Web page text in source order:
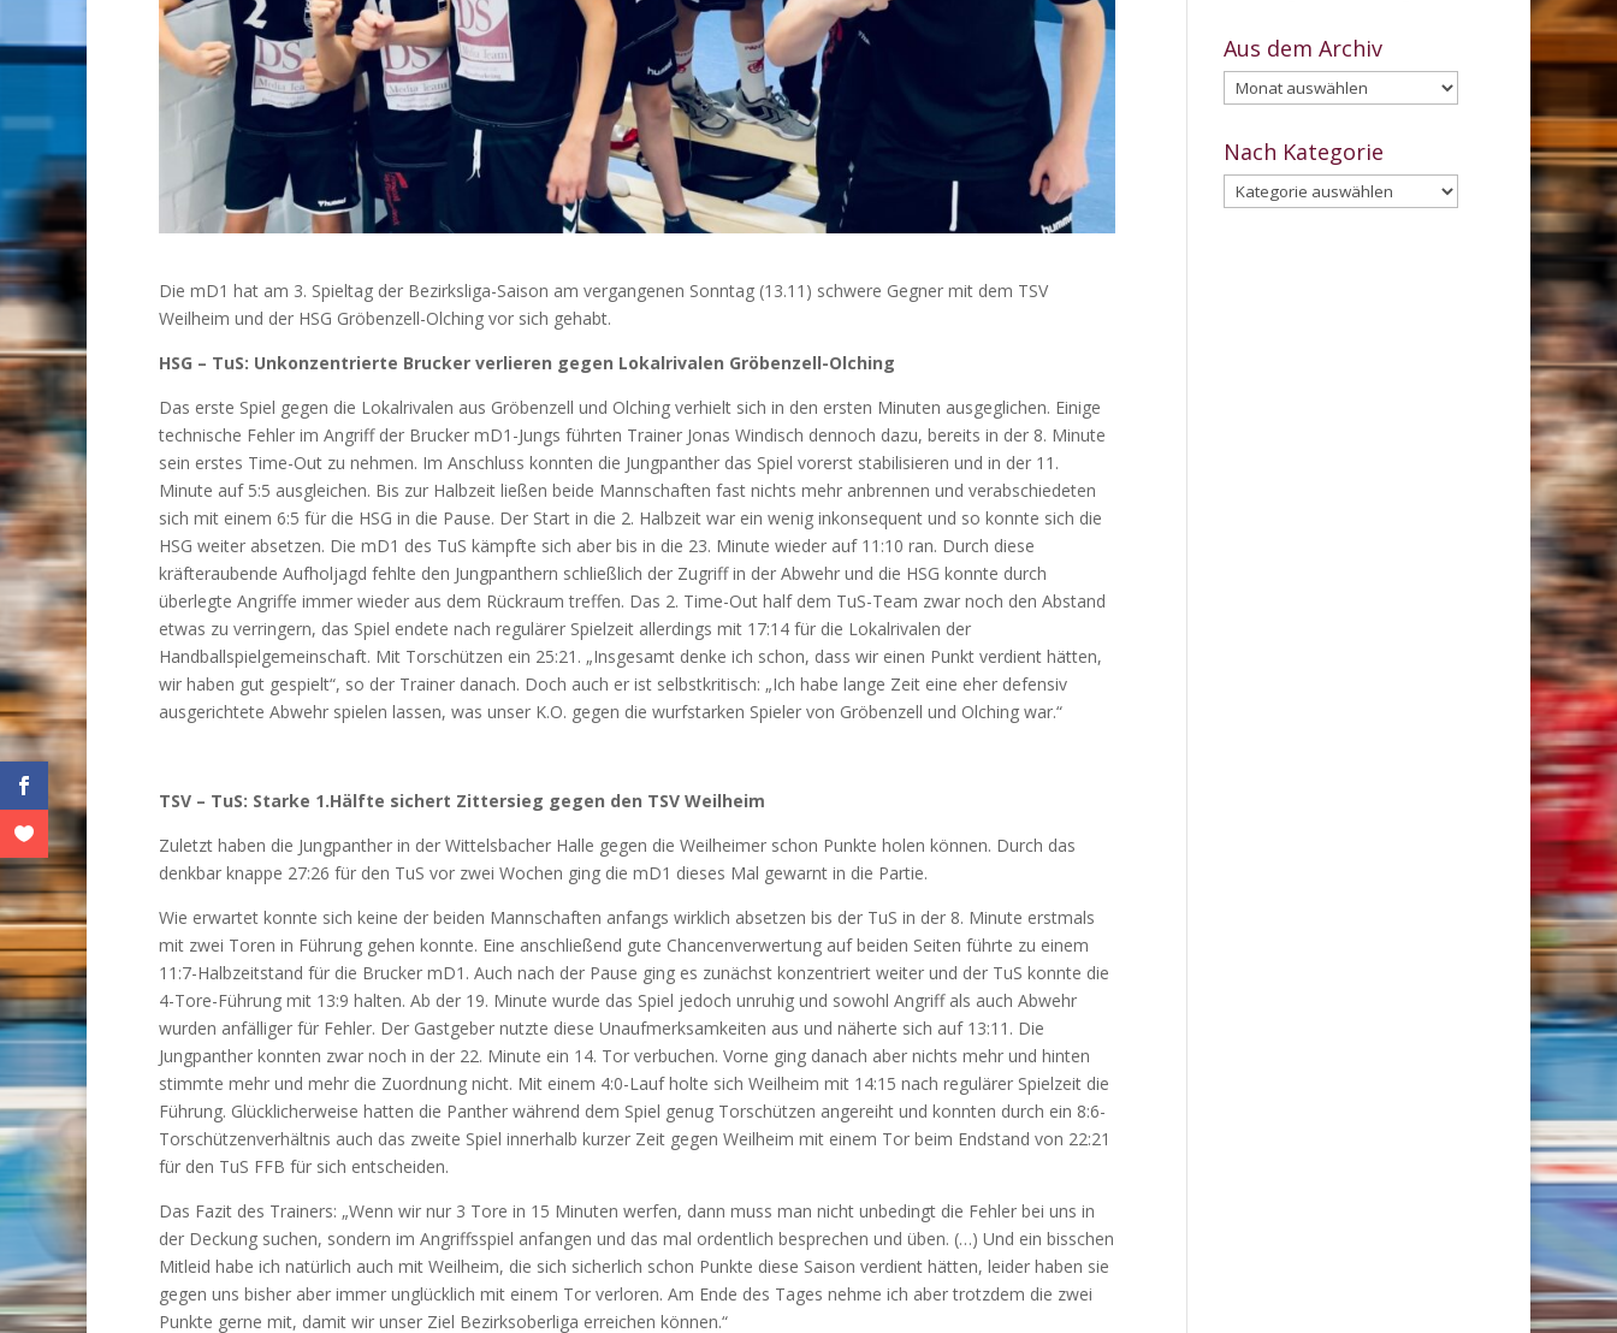
Die mD1 hat am 3. Spieltag der Bezirksliga-Saison am vergangenen Sonntag (13.11) schwere Gegner mit dem TSV
Weilheim und der HSG Gröbenzell-Olching vor sich gehabt.
HSG – TuS: Unkonzentrierte Brucker verlieren gegen Lokalrivalen Gröbenzell-Olching
Das erste Spiel gegen die Lokalrivalen aus Gröbenzell und Olching verhielt sich in den ersten Minuten ausgeglichen. Einige
technische Fehler im Angriff der Brucker mD1-Jungs führten Trainer Jonas Windisch dennoch dazu, bereits in der 8. Minute
sein erstes Time-Out zu nehmen. Im Anschluss konnten die Jungpanther das Spiel vorerst stabilisieren und in der 11.
Minute auf 5:5 ausgleichen. Bis zur Halbzeit ließen beide Mannschaften fast nichts mehr anbrennen und verabschiedeten
sich mit einem 6:5 für die HSG in die Pause. Der Start in die 2. Halbzeit war ein wenig inkonsequent und so konnte sich die
HSG weiter absetzen. Die mD1 des TuS kämpfte sich aber bis in die 23. Minute wieder auf 11:10 ran. Durch diese
kräfteraubende Aufholjagd fehlte den Jungpanthern schließlich der Zugriff in der Abwehr und die HSG konnte durch
überlegte Angriffe immer wieder aus dem Rückraum treffen. Das 2. Time-Out half dem TuS-Team zwar noch den Abstand
etwas zu verringern, das Spiel endete nach regulärer Spielzeit allerdings mit 17:14 für die Lokalrivalen der
Handballspielgemeinschaft. Mit Torschützen ein 25:21. „Insgesamt denke ich schon, dass wir einen Punkt verdient hätten,
wir haben gut gespielt“, so der Trainer danach. Doch auch er ist selbstkritisch: „Ich habe lange Zeit eine eher defensiv
ausgerichtete Abwehr spielen lassen, was unser K.O. gegen die wurfstarken Spieler von Gröbenzell und Olching war.“
TSV – TuS: Starke 1.Hälfte sichert Zittersieg gegen den TSV Weilheim
Zuletzt haben die Jungpanther in der Wittelsbacher Halle gegen die Weilheimer schon Punkte holen können. Durch das
denkbar knappe 27:26 für den TuS vor zwei Wochen ging die mD1 dieses Mal gewarnt in die Partie.
Wie erwartet konnte sich keine der beiden Mannschaften anfangs wirklich absetzen bis der TuS in der 8. Minute erstmals
mit zwei Toren in Führung gehen konnte. Eine anschließend gute Chancenverwertung auf beiden Seiten führte zu einem
11:7-Halbzeitstand für die Brucker mD1. Auch nach der Pause ging es zunächst konzentriert weiter und der TuS konnte die
4-Tore-Führung mit 13:9 halten. Ab der 19. Minute wurde das Spiel jedoch unruhig und sowohl Angriff als auch Abwehr
wurden anfälliger für Fehler. Der Gastgeber nutzte diese Unaufmerksamkeiten aus und näherte sich auf 13:11. Die
Jungpanther konnten zwar noch in der 22. Minute ein 14. Tor verbuchen. Vorne ging danach aber nichts mehr und hinten
stimmte mehr und mehr die Zuordnung nicht. Mit einem 4:0-Lauf holte sich Weilheim mit 14:15 nach regulärer Spielzeit die
Führung. Glücklicherweise hatten die Panther während dem Spiel genug Torschützen angereiht und konnten durch ein 8:6-
Torschützenverhältnis auch das zweite Spiel innerhalb kurzer Zeit gegen Weilheim mit einem Tor beim Endstand von 22:21
für den TuS FFB für sich entscheiden.
Das Fazit des Trainers: „Wenn wir nur 3 Tore in 15 Minuten werfen, dann muss man nicht unbedingt die Fehler bei uns in
der Deckung suchen, sondern im Angriffsspiel anfangen und das mal ordentlich besprechen und üben. (…) Und ein bisschen
Mitleid habe ich natürlich auch mit Weilheim, die sich sicherlich schon Punkte diese Saison verdient hätten, leider haben sie
gegen uns bisher aber immer unglücklich mit einem Tor verloren. Am Ende des Tages nehme ich aber trotzdem die zwei
Punkte gerne mit, damit wir unser Ziel Bezirksoberliga erreichen können.“
Aus dem Archiv
Aus
dem
Archiv
Nach Kategorie
Nach
Kategorie